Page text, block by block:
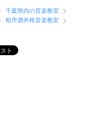
千葉県内の音楽教室
柏市酒井根音楽教室